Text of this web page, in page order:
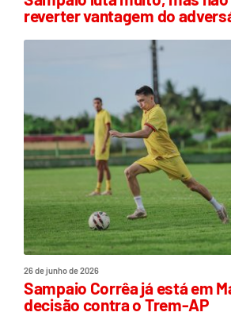
reverter vantagem do
26 de junho de 2026
Sampaio Corrêa já está em
decisão contra o Trem-AP